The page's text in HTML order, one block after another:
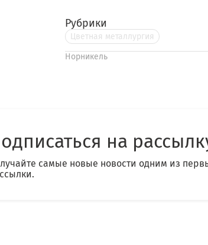
Рубрики
Цветная металлургия
Норникель
на
самые новые новости одним из